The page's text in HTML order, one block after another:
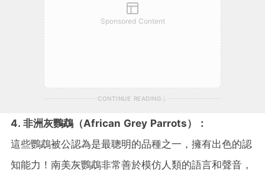
Sponsored Content
CONTINUE READING
4. 非洲灰鸚鵡（African Grey Parrots）：
這些鸚鵡被公認為是最聰明的品種之一，擁有出色的認
知能力！南美灰鸚鵡非常善於模仿人類的語言和聲音，